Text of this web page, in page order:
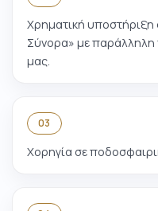
Χρηματική
Σύνορα» με
μας.
03
Χορηγία σε